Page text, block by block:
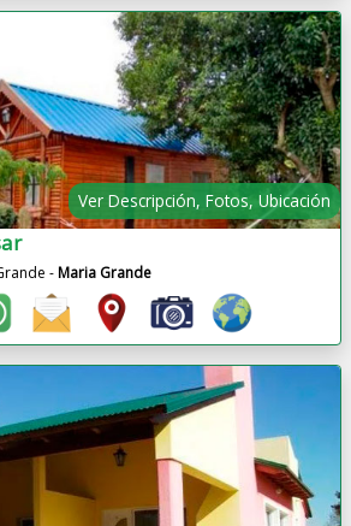
Ver Descripción, Fotos, Ubicación
-Maria Grande